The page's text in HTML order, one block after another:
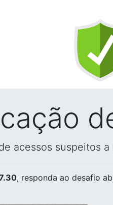
acessos suspeitos
, responda ao desafio